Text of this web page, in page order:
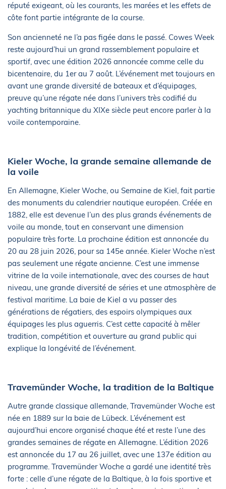
réputé exigeant, où les courants, les marées et les effets de
côte font partie intégrante de la course.
Son ancienneté ne l’a pas figée dans le passé. Cowes Week
reste aujourd’hui un grand rassemblement populaire et
sportif, avec une édition 2026 annoncée comme celle du
bicentenaire, du 1er au 7 août. L’événement met toujours en
avant une grande diversité de bateaux et d’équipages,
preuve qu’une régate née dans l’univers très codifié du
yachting britannique du XIXe siècle peut encore parler à la
voile contemporaine.
Kieler Woche, la grande semaine allemande de
la voile
En Allemagne, Kieler Woche, ou Semaine de Kiel, fait partie
des monuments du calendrier nautique européen. Créée en
1882, elle est devenue l’un des plus grands événements de
voile au monde, tout en conservant une dimension
populaire très forte. La prochaine édition est annoncée du
20 au 28 juin 2026, pour sa 145e année. Kieler Woche n’est
pas seulement une régate ancienne. C’est une immense
vitrine de la voile internationale, avec des courses de haut
niveau, une grande diversité de séries et une atmosphère de
festival maritime. La baie de Kiel a vu passer des
générations de régatiers, des espoirs olympiques aux
équipages les plus aguerris. C’est cette capacité à mêler
tradition, compétition et ouverture au grand public qui
explique la longévité de l’événement.
Travemünder Woche, la tradition de la Baltique
Autre grande classique allemande, Travemünder Woche est
née en 1889 sur la baie de Lübeck. L’événement est
aujourd’hui encore organisé chaque été et reste l’une des
grandes semaines de régate en Allemagne. L’édition 2026
est annoncée du 17 au 26 juillet, avec une 137e édition au
programme. Travemünder Woche a gardé une identité très
forte : celle d’une régate de la Baltique, à la fois sportive et